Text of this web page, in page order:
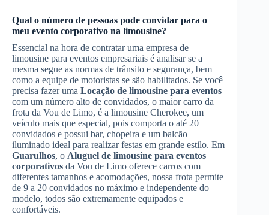
Qual o número de pessoas pode convidar para o
meu evento corporativo na limousine?
Essencial na hora de contratar uma empresa de
limousine para eventos empresariais é analisar se a
mesma segue as normas de trânsito e segurança, bem
como a equipe de motoristas se são habilitados. Se você
precisa fazer uma Locação de limousine para eventos
com um número alto de convidados, o maior carro da
frota da Vou de Limo, é a limousine Cherokee, um
veículo mais que especial, pois comporta o até 20
convidados e possui bar, chopeira e um balcão
iluminado ideal para realizar festas em grande estilo. Em
Guarulhos, o Aluguel de limousine para eventos
corporativos da Vou de Limo oferece carros com
diferentes tamanhos e acomodações, nossa frota permite
de 9 a 20 convidados no máximo e independente do
modelo, todos são extremamente equipados e
confortáveis.